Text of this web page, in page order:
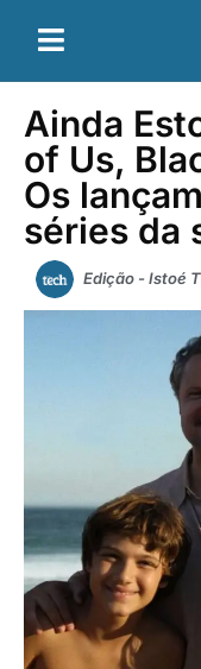
Ainda
of Us,
Os
séries da
Edição - Istoé